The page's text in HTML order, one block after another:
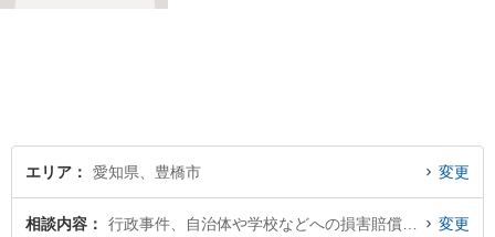
エリア 愛知県、豊橋市 変更
相談内容 変更